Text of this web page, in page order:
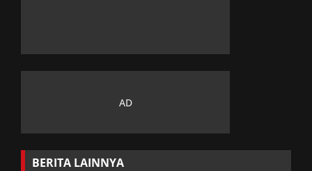
BERITA LAINNYA